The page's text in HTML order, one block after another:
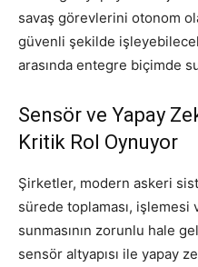
savaş görevlerini otonom
güvenli şekilde
arasında entegre biçimde
Sensör ve Yapay
Kritik Rol Oynuyor
Şirketler, modern askeri
sürede toplaması, işlemesi
sunmasının zorunlu hale
sensör altyapısı ile yapay